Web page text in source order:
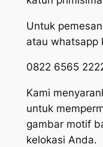
Untuk
atau whatsapp
0822 6565
Kami
untuk
gambar motif
kelokasi Anda.